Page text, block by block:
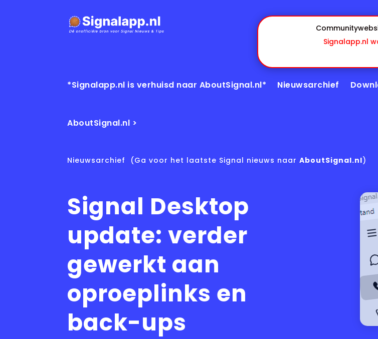
Signalapp.nl
*Signalapp.nl is verhuisd naar AboutSignal.nl* Nieuwsarchief
AboutSignal.nl >
Nieuwsarchief (Ga voor het laatste Signal nieuws naarAboutSignal.nl)
Signal Desktop
update: verder
gewerkt aan
oproeplinks en
back-ups